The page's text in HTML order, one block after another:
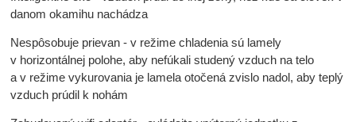
danom okamihu nachádza
Nespôsobuje prievan - v režime chladenia sú lamely
v horizontálnej polohe, aby nefúkali studený vzduch na telo
a v režime vykurovania je lamela otočená zvislo nadol, aby teplý
vzduch prúdil k nohám